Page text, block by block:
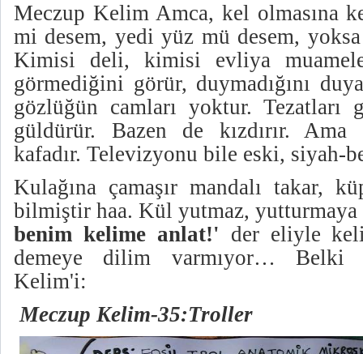
Meczup Kelim Amca, kel olmasına
mi desem, yedi yüz mü desem,
Kimisi deli, kimisi evliya
görmediğini görür, duymadığını
gözlüğün camları yoktur. Tezatları
güldürür. Bazen de kızdırır.
kafadır. Televizyonu bile eski, siyah-
Kulağına çamaşır mandalı takar,
bilmiştir haa. Kül yutmaz,
benim kelime anlat!' der eliyle
demeye dilim varmıyor… Belki
Kelim'i:
Meczup Kelim-35:Troller